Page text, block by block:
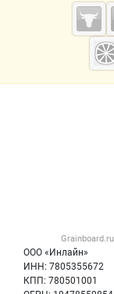
Важные
ООО «Инлайн»
ИНН: 7805355672
КПП: 780501001
Навигация